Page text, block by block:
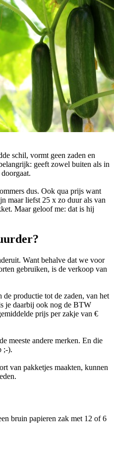
schil, vormt geen zaden en
geeft zowel buiten als in
dus. Ook qua prijs want
maar liefst 25 x zo duur als van
Maar geloof me: dat is hij
Want behalve dat we voor
gebruiken, is de verkoop van
productie tot de zaden, van het
je daarbij ook nog de BTW
prijs per zakje van €
meeste andere merken. En die
;-).
van pakketjes maakten, kunnen
bruin papieren zak met 12 of 6